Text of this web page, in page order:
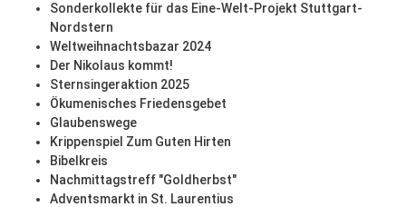
Sonderkollekte für das Eine-Welt-Projekt Stuttgart-
Nordstern
Weltweihnachtsbazar 2024
Der Nikolaus kommt!
Sternsingeraktion 2025
Ökumenisches Friedensgebet
Glaubenswege
Krippenspiel Zum Guten Hirten
Bibelkreis
Nachmittagstreff "Goldherbst"
Adventsmarkt in St. Laurentius